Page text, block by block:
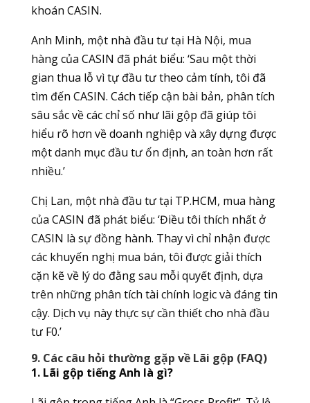
khoán CASIN.
Anh Minh, một nhà đầu tư tại Hà Nội, mua
hàng của CASIN đã phát biểu: ‘Sau một thời
gian thua lỗ vì tự đầu tư theo cảm tính, tôi đã
tìm đến CASIN. Cách tiếp cận bài bản, phân tích
sâu sắc về các chỉ số như lãi gộp đã giúp tôi
hiểu rõ hơn về doanh nghiệp và xây dựng được
một danh mục đầu tư ổn định, an toàn hơn rất
nhiều.’
Chị Lan, một nhà đầu tư tại TP.HCM, mua hàng
của CASIN đã phát biểu: ‘Điều tôi thích nhất ở
CASIN là sự đồng hành. Thay vì chỉ nhận được
các khuyến nghị mua bán, tôi được giải thích
cặn kẽ về lý do đằng sau mỗi quyết định, dựa
trên những phân tích tài chính logic và đáng tin
cậy. Dịch vụ này thực sự cần thiết cho nhà đầu
tư F0.’
9. Các câu hỏi thường gặp về Lãi gộp (FAQ)
1. Lãi gộp tiếng Anh là gì?